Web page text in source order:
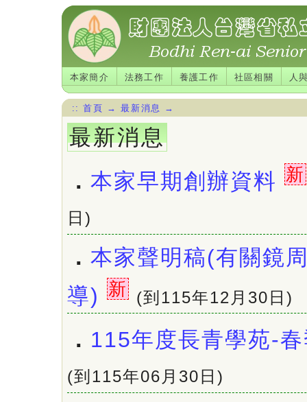
本家簡介 法務工作 養護工作 社區相關 人
::首頁 →最新消息 →
最新消息
． 本家早期創辦資料 新
日)
． 本家聲明稿(有關鏡
導)
新 (到115年12月30日)
． 115年度長青學苑-
(到115年06月30日)